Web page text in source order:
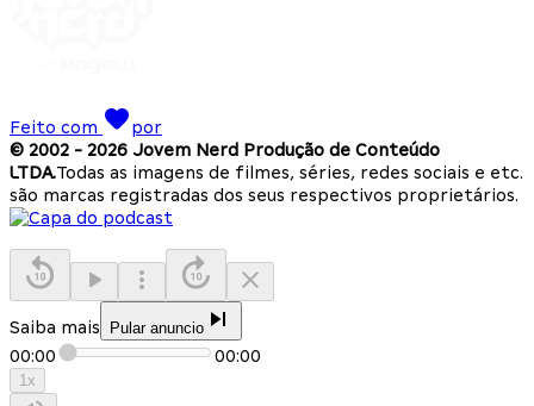
Feito com
por
© 2002 - 2026 Jovem Nerd Produção de Conteúdo
LTDA.Todas as imagens de filmes, séries, redes sociais e etc.
são marcas registradas dos seus respectivos proprietários.
Saiba mais Pular anuncio
00:00 00:00
1x